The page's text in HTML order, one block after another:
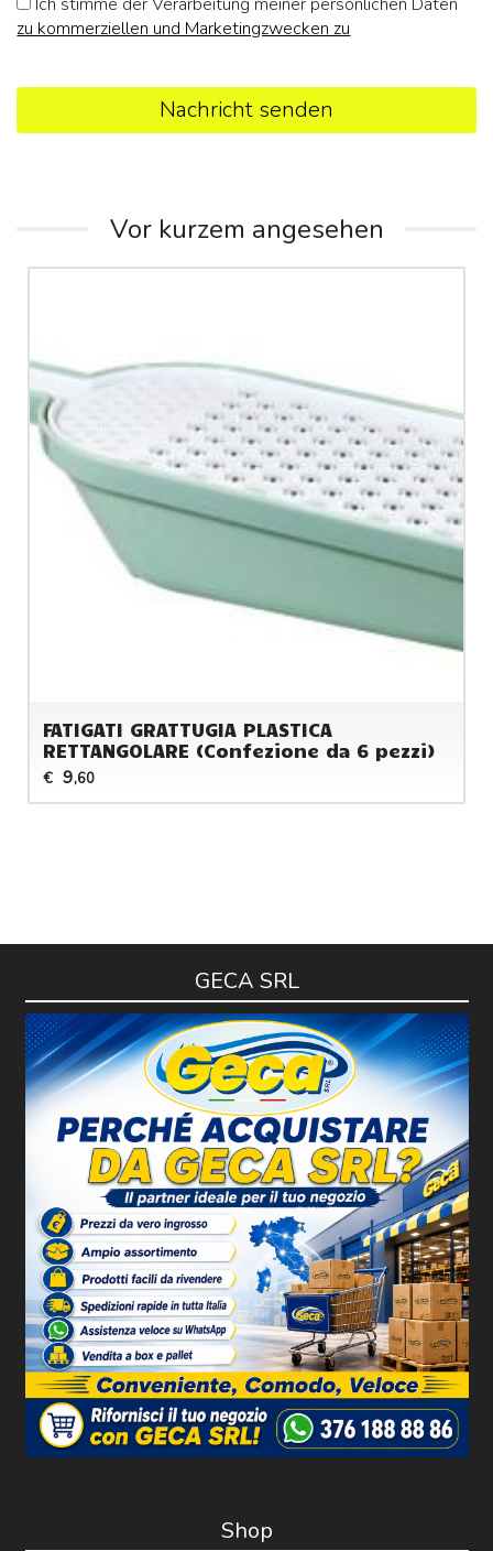
zu kommerziellen und Marketingzwecken zu
Nachricht senden
Vor kurzem angesehen
FATIGATI GRATTUGIA PLASTICA
RETTANGOLARE (Confezione da 6 pezzi)
€ 9,60
GECA SRL
Shop